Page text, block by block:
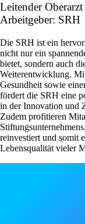
Leitender
Arbeitgeber: SRH
Die SRH ist ein
nicht nur ein
bietet, sondern auch
Weiterentwicklung.
Gesundheit sowie
fördert die SRH eine
in der Innovation und
Zudem profitieren
reinvestiert und somit
Lebensqualität vieler